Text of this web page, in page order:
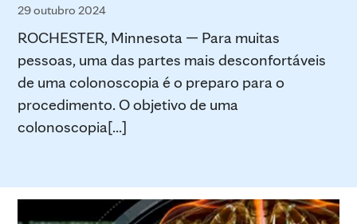
29 outubro 2024
ROCHESTER, Minnesota — Para muitas
pessoas, uma das partes mais desconfortáveis
de uma colonoscopia é o preparo para o
procedimento. O objetivo de uma
colonoscopia[...]